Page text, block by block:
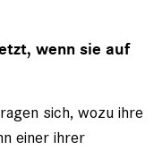
wenn sie auf
sich, wozu ihre
einer ihrer